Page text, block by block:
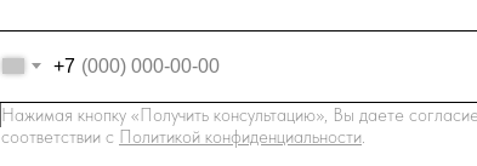
+7
Нажимая кнопку «Получить консультацию», Вы даете
соответствии с Политикой конфиденциальности.